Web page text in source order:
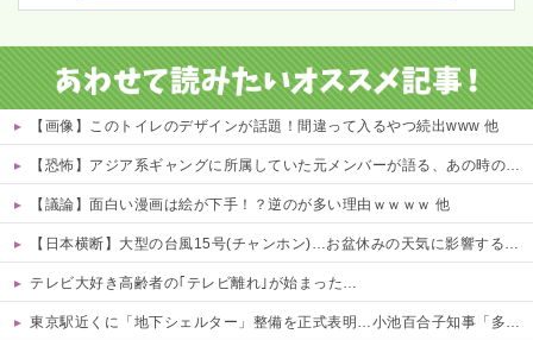
【画像】このトイレのデザインが話題！間違って入るやつ続出www 他
【恐怖】アジア系ギャングに所属していた元メンバーが語る、あの時のリアルすぎる体験談… 他
【議論】面白い漫画は絵が下手！？逆のが多い理由ｗｗｗｗ 他
【日本横断】大型の台風15号(チャンホン)…お盆休みの天気に影響するおそれ
テレビ大好き高齢者の｢テレビ離れ｣が始まった…
東京駅近くに「地下シェルター」整備を正式表明…小池百合子知事「多くの方が滞在、施設整備の効果高い」